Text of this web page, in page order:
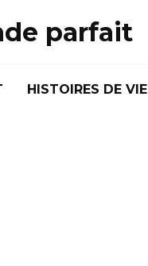
parfait
HISTOIRES DE VIE